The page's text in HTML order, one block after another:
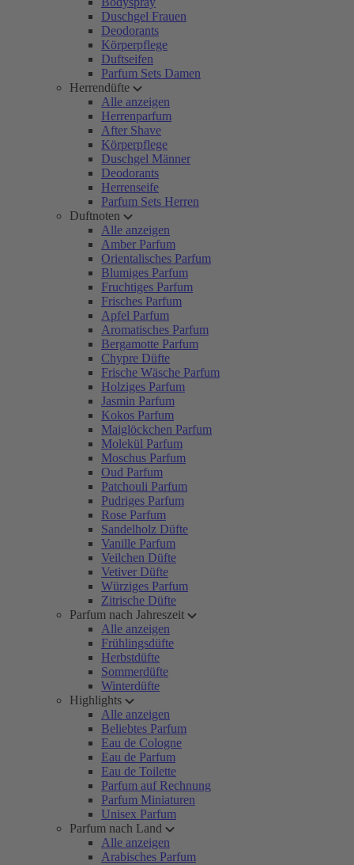
Duschgel Frauen
Deodorants
Körperpflege
Duftseifen
Parfum Sets Damen
Herrendüfte
Alle anzeigen
Herrenparfum
After Shave
Körperpflege
Duschgel Männer
Deodorants
Herrenseife
Parfum Sets Herren
Duftnoten
Alle anzeigen
Amber Parfum
Orientalisches Parfum
Blumiges Parfum
Fruchtiges Parfum
Frisches Parfum
Apfel Parfum
Aromatisches Parfum
Bergamotte Parfum
Chypre Düfte
Frische Wäsche Parfum
Holziges Parfum
Jasmin Parfum
Kokos Parfum
Maiglöckchen Parfum
Molekül Parfum
Moschus Parfum
Oud Parfum
Patchouli Parfum
Pudriges Parfum
Rose Parfum
Sandelholz Düfte
Vanille Parfum
Veilchen Düfte
Vetiver Düfte
Würziges Parfum
Zitrische Düfte
Parfum nach Jahreszeit
Alle anzeigen
Frühlingsdüfte
Herbstdüfte
Sommerdüfte
Winterdüfte
Highlights
Alle anzeigen
Beliebtes Parfum
Eau de Cologne
Eau de Parfum
Eau de Toilette
Parfum auf Rechnung
Parfum Miniaturen
Unisex Parfum
Parfum nach Land
Alle anzeigen
Arabisches Parfum